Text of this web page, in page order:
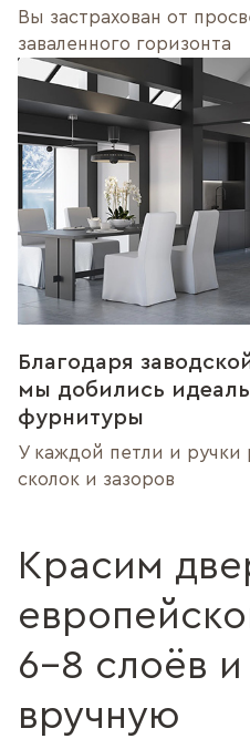
Вы застрахован от
заваленного горизонта
Благодаря
мы добились
фурнитуры
У каждой петли и ручки
сколок и зазоров
Красим
6–8 слоёв
вручную